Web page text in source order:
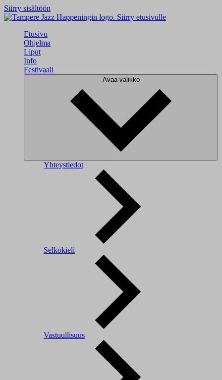
Siirry sisältöön
Siirry etusivulle
Etusivu
Ohjelma
Liput
Info
Festivaali
Avaa valikko
Yhteystiedot
Selkokieli
Vastuullisuus